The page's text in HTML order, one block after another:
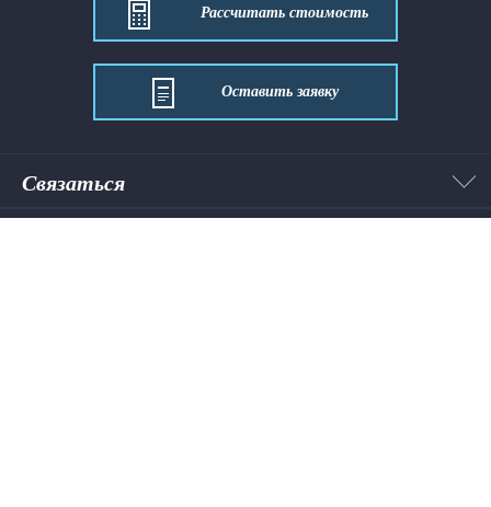
Рассчитать стоимость
Оставить заявку
Связаться